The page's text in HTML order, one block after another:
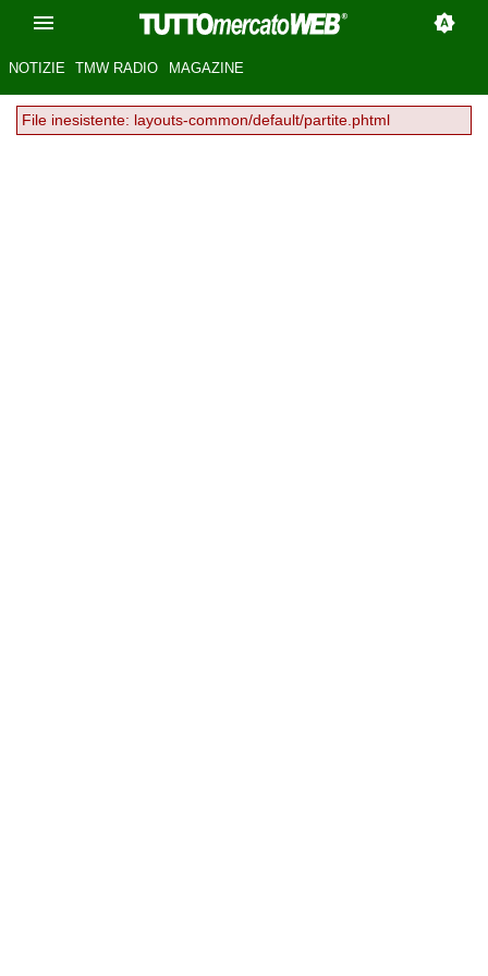
NOTIZIE TMW RADIO MAGAZINE
File inesistente: layouts-common/default/partite.phtml